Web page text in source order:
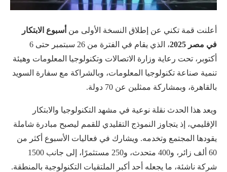
أعلنت قمة تكني عن إطلاق النسخة الأولى من أسبوع الابتكار
في مصر 2025
، الذي يقام في الفترة من 26 سبتمبر حتى 6
أكتوبر، تحت رعاية وزارة الاتصالات وتكنولوجيا المعلومات وهيئة
تنمية صناعة تكنولوجيا المعلومات، وبالشراكة مع سفارة السويد
بالقاهرة، وبمشاركة ممثلين عن 70 دولة.
ويعد هذا الحدث نقلة نوعية في مشهد التكنولوجيا والابتكار
الإقليمي، إذ يتجاوز النموذج التقليدي للقمم ليصبح مبادرة شاملة
يقودها المجتمع وتخدمه. ويشارك في فعاليات الأسبوع أكثر من
60 ألف زائر، و400 متحدث، و250 مستثمرًا، إلى جانب 1500
شركة ناشئة، ما يجعله أحد أكبر الملتقيات التكنولوجية بالمنطقة.